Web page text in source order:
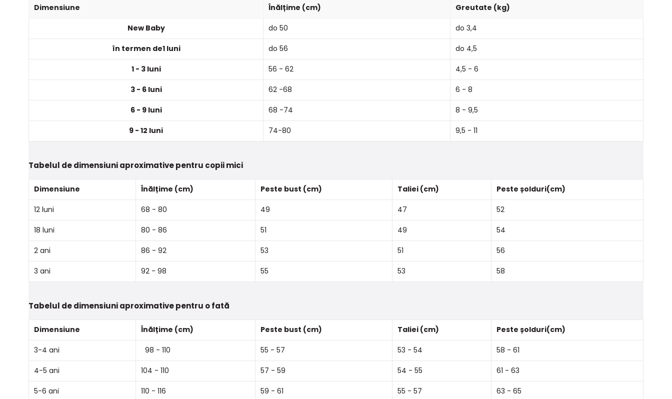
Dimensiune Înălțime (cm) Greutate (kg)
New Baby do 50 do 3,4
în termen de1 luni do 56 do 4,5
1 - 3 luni 56 - 62 4,5 - 6
3 - 6 luni 62 -68 6 - 8
6 - 9 luni 68 -74 8 - 9,5
9 - 12 luni 74-80 9,5 - 11
Tabelul de dimensiuni aproximative pentru copii mici
Dimensiune Înălțime (cm) Peste bust (cm) Taliei (cm) Peste șolduri(cm)
12 luni 68 - 80 49 47 52
18 luni 80 - 86 51 49 54
2 ani 86 - 92 53 51 56
3 ani 92 - 98 55 53 58
Tabelul de dimensiuni aproximative pentru o fată
Dimensiune Înălțime (cm) Peste bust (cm) Taliei (cm) Peste șolduri(cm)
3-4 ani 98 - 110 55 - 57 53 - 54 58 - 61
4-5 ani 104 - 110 57 - 59 54 - 55 61 - 63
5-6 ani 110 - 116 59 - 61 55 - 57 63 - 65